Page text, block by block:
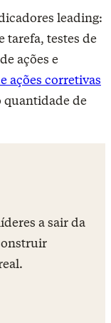
leading:
tarefa, testes de
ações e
ações corretivas
quantidade de
a sair da